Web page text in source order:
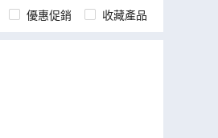
優惠促銷 收藏產品